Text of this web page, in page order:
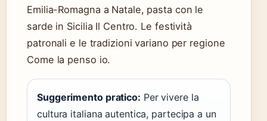
Emilia-Romagna a Natale, pasta con le
sarde in Sicilia Il Centro. Le festività
patronali e le tradizioni variano per regione
Come la penso io.
Suggerimento pratico: Per vivere la
cultura italiana autentica, partecipa a un